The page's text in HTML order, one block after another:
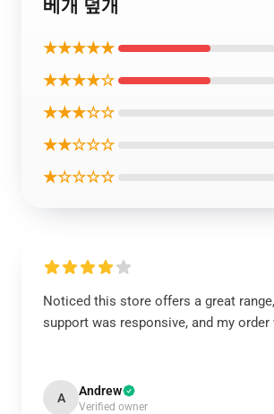
베개 덮개
★★★★★
★★★★☆
★★★☆☆
★★☆☆☆
★☆☆☆☆
Noticed this store offers a great
support was responsive, and my order
A Andrew
Verified owner